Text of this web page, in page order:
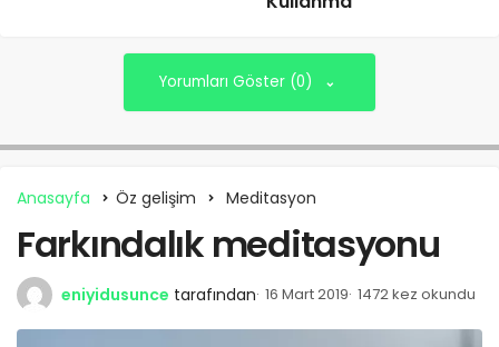
Yorumları Göster (0)
Anasayfa Öz gelişim Meditasyon
Farkındalık meditasyonu
eniyidusunce tarafından 16 Mart 2019 1472 kez okundu